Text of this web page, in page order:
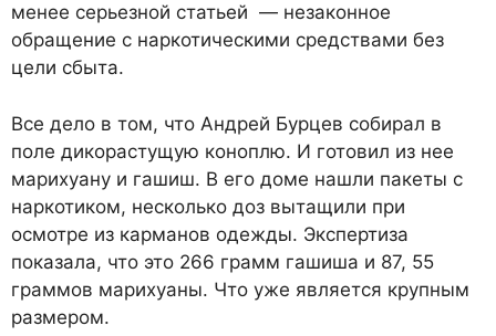
менее серьезной статьей — незаконное
обращение с наркотическими средствами без
цели сбыта.
Все дело в том, что Андрей Бурцев собирал в
поле дикорастущую коноплю. И готовил из нее
марихуану и гашиш. В его доме нашли пакеты с
наркотиком, несколько доз вытащили при
осмотре из карманов одежды. Экспертиза
показала, что это 266 грамм гашиша и 87, 55
граммов марихуаны. Что уже является крупным
размером.